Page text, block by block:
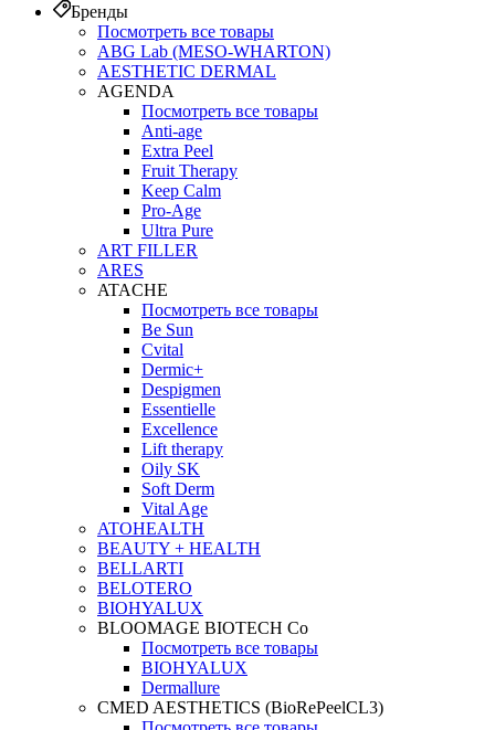
Бренды
Посмотреть все товары
ABG Lab (MESO-WHARTON)
AESTHETIC DERMAL
AGENDA
Посмотреть все товары
Anti-age
Extra Peel
Fruit Therapy
Keep Calm
Pro‑Age
Ultra Pure
ART FILLER
ARES
ATACHE
Посмотреть все товары
Be Sun
Cvital
Dermic+
Despigmen
Essentielle
Excellence
Lift therapy
Oily SK
Soft Derm
Vital Age
ATOHEALTH
BEAUTY + HEALTH
BELLARTI
BELOTERO
BIOHYALUX
BLOOMAGE BIOTECH Co
Посмотреть все товары
BIOHYALUX
Dermallure
CMED AESTHETICS (BioRePeelCL3)